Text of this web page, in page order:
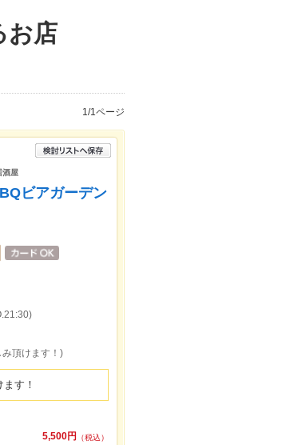
お店
1/1ページ
酒屋
ビアガーデン
頂けます！)
す！
5,500円
（税込）